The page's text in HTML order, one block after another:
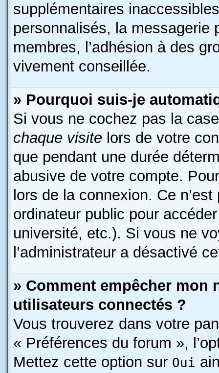
supplémentaires
personnalisés, la messagerie
membres, l’adhésion à des
vivement conseillée.
» Pourquoi suis-je
Si vous ne cochez pas la
chaque visite lors de votre
que pendant une durée
abusive de votre compte.
lors de la connexion. Ce
ordinateur public pour
université, etc.). Si vous ne
l’administrateur a désactivé
» Comment empêcher mon
utilisateurs connectés ?
Vous trouverez dans votre
« Préférences du forum »,
Mettez cette option sur Oui